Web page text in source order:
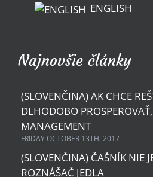
ENGLISH
Najnovšie články
(SLOVENČINA) AK CHCE
DLHODOBO
MANAGEMENT
FRIDAY OCTOBER 13TH, 2017
(SLOVENČINA) ČAŠNÍK NIE
ROZNÁŠAČ JEDLA